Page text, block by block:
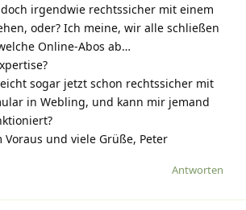
irgendwie rechtssicher mit einem
oder? Ich meine, wir alle schließen
Online-Abos ab…
sogar jetzt schon rechtssicher mit
in Webling, und kann mir jemand
Voraus und viele Grüße, Peter
Antworten